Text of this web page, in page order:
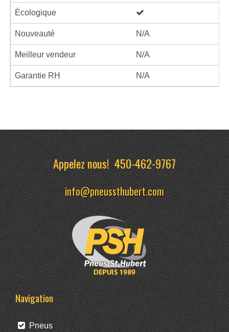
Écologique
Nouveauté N/A
Meilleur vendeur N/A
Garantie RH N/A
Appelez nous!450-462-9767
info@pneussthubert.com
Navigation
Pneus